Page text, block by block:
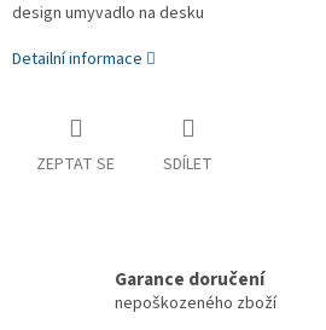
design umyvadlo na desku
Detailní informace
ZEPTAT SE SDÍLET
Garance doručení
nepoškozeného zboží